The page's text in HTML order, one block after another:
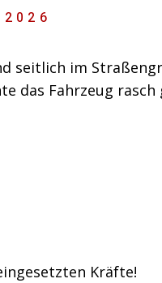
seitlich im
das Fahrzeug rasch
Kräfte!